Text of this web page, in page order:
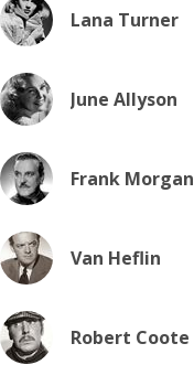
Lana Turner
June Allyson
Frank Morgan
Van Heflin
Robert Coote